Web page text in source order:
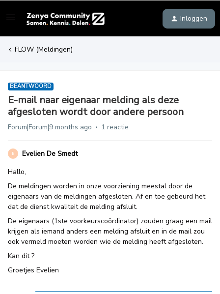
Inloggen
FLOW (Meldingen)
BEANTWOORD
E-mail naar eigenaar melding als deze
afgesloten wordt door andere persoon
Forum|Forum|9 months ago 1 reactie
E
Evelien De Smedt
Hallo,
De meldingen worden in onze voorziening meestal door de
eigenaars van de meldingen afgesloten. Af en toe gebeurd het
dat de dienst kwaliteit de melding afsluit.
De eigenaars (1ste voorkeurscoördinator) zouden graag een mail
krijgen als iemand anders een melding afsluit en in de mail zou
ook vermeld moeten worden wie de melding heeft afgesloten.
Kan dit ?
Groetjes Evelien